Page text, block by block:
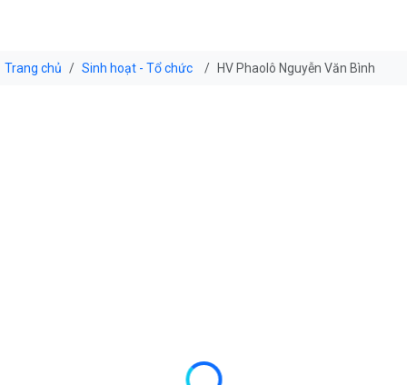
Trang chủ Sinh hoạt - Tổ chức HV Phaolô Nguyễn Văn Bình